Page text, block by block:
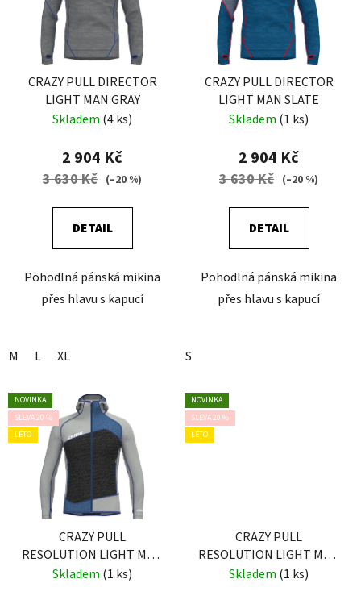
CRAZY PULL DIRECTOR
LIGHT MAN GRAY
Skladem (4 ks)
2 904 Kč
3 630 Kč (–20 %)
DETAIL
Pohodlná pánská mikina
přes hlavu s kapucí
M L XL
CRAZY PULL DIRECTOR
LIGHT MAN SLATE
Skladem (1 ks)
2 904 Kč
3 630 Kč (–20 %)
DETAIL
Pohodlná pánská mikina
přes hlavu s kapucí
S
NOVINKA
SLEVA 20 %
LÉTO
CRAZY PULL
RESOLUTION LIGHT MAN
SLATE-BLACK
Skladem (1 ks)
NOVINKA
SLEVA 20 %
LÉTO
CRAZY PULL
RESOLUTION LIGHT MAN
SLATE
Skladem (1 ks)